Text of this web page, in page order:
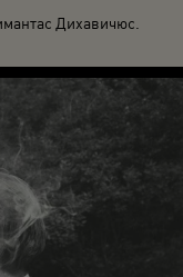
Дихавичюс.